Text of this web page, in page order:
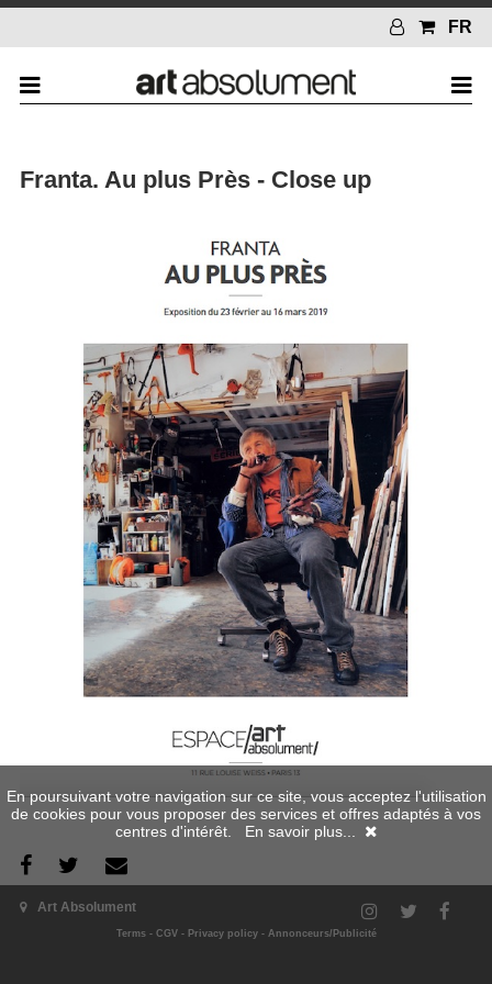
FR
Franta. Au plus Près - Close up
The exhibition
Art Absolument
Terms- CGV- Privacy policy- Annonceurs/Publicité
En poursuivant votre navigation sur ce site, vous acceptez l'utilisation
de cookies pour vous proposer des services et offres adaptés à vos
centres d'intérêt. En savoir plus...